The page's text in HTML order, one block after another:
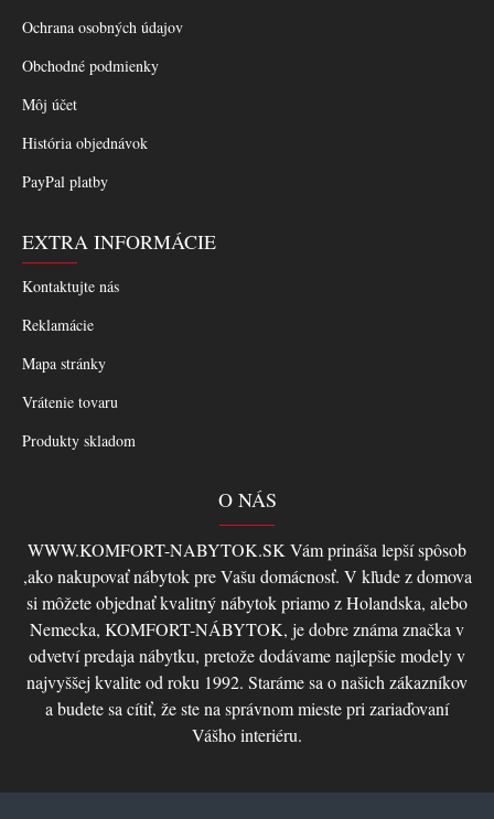
Ochrana osobných údajov
Obchodné podmienky
Môj účet
História objednávok
PayPal platby
EXTRA INFORMÁCIE
Kontaktujte nás
Reklamácie
Mapa stránky
Vrátenie tovaru
Produkty skladom
O NÁS
WWW.KOMFORT-NABYTOK.SK Vám prináša lepší spôsob
,ako nakupovať nábytok pre Vašu domácnosť. V kľude z domova
si môžete objednať kvalitný nábytok priamo z Holandska, alebo
Nemecka, KOMFORT-NÁBYTOK, je dobre známa značka v
odvetví predaja nábytku, pretože dodávame najlepšie modely v
najvyššej kvalite od roku 1992. Staráme sa o našich zákazníkov
a budete sa cítiť, že ste na správnom mieste pri zariaďovaní
Vášho interiéru.